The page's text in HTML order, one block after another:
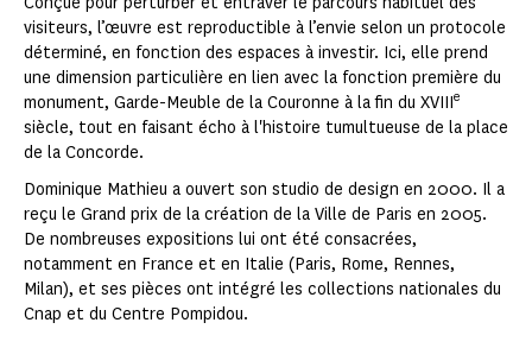
visiteurs, l’œuvre est reproductible à l’envie selon un protocole
déterminé, en fonction des espaces à investir. Ici, elle prend
une dimension particulière en lien avec la fonction première du
monument, Garde-Meuble de la Couronne à la fin du XVIIIe
siècle, tout en faisant écho à l'histoire tumultueuse de la place
de la Concorde.
Dominique Mathieu a ouvert son studio de design en 2000. Il a
reçu le Grand prix de la création de la Ville de Paris en 2005.
De nombreuses expositions lui ont été consacrées,
notamment en France et en Italie (Paris, Rome, Rennes,
Milan), et ses pièces ont intégré les collections nationales du
Cnap et du Centre Pompidou.